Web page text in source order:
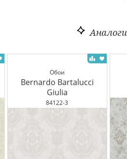
Аналоги
Обои
Bernardo Bartalucci
Giulia
84122-3